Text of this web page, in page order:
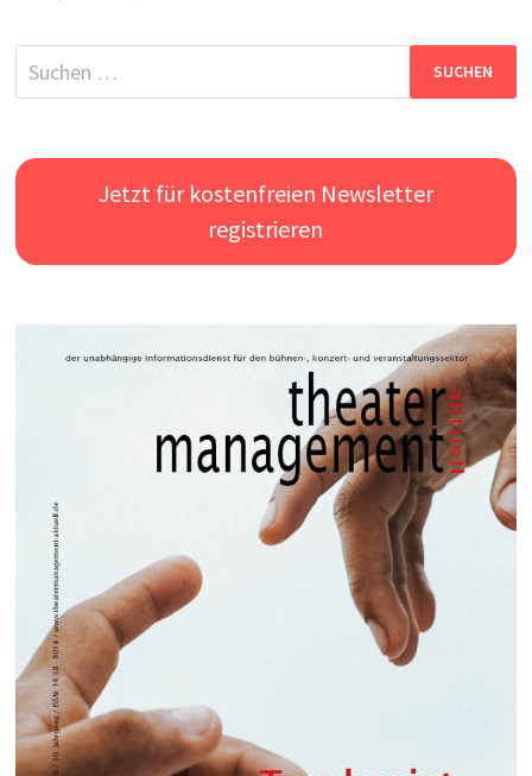
Suchen
nach:
Jetzt für kostenfreien Newsletter
registrieren